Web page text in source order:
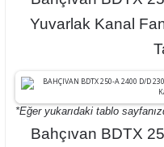
Yuvarlak Kanal
*Eğer yukarıdaki tablo
Bahçıvan BDTX